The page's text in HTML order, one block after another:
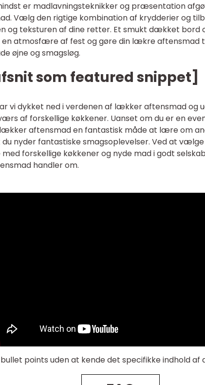
er madlavningsteknikker og præsentation
Vælg den rigtige kombination af krydderier og
og teksturen af dine retter. Et smukt dækket bord
en atmosfære af fest og gøre din lækre aftensmad
øjne og smagsløg.
som featured snippet]
vi dykket ned i verdenen af lækker aftensmad og
af forskellige køkkener. Uanset om du er en
aftensmad en fantastisk måde at lære om
nyder fantastiske smagsoplevelser. Ved at
forskellige køkkener og nyde mad i godt
handler om.
points uden at kende det specifikke indhold af